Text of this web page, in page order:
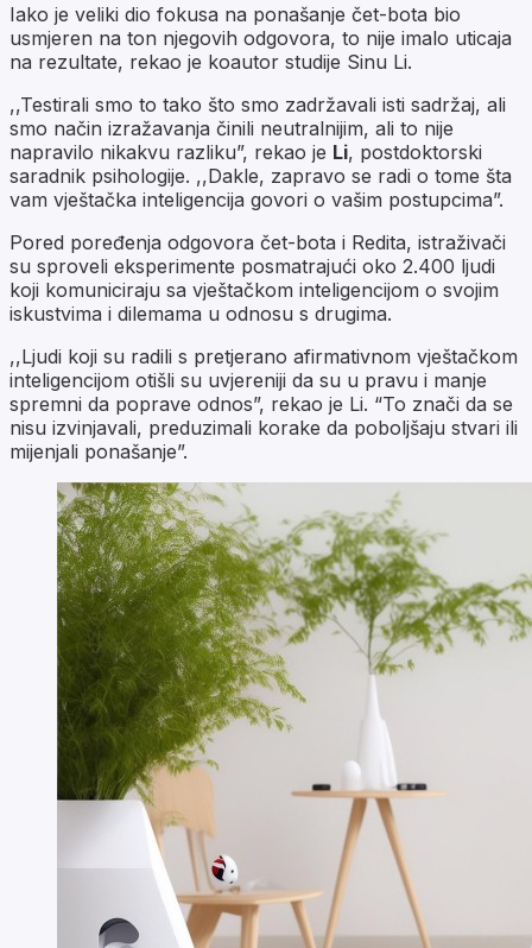
Iako je veliki dio fokusa na ponašanje čet-bota bio
usmjeren na ton njegovih odgovora, to nije imalo uticaja
na rezultate, rekao je koautor studije Sinu Li.
,,Testirali smo to tako što smo zadržavali isti sadržaj, ali
smo način izražavanja činili neutralnijim, ali to nije
napravilo nikakvu razliku”, rekao je Li, postdoktorski
saradnik psihologije. ,,Dakle, zapravo se radi o tome šta
vam vještačka inteligencija govori o vašim postupcima”.
Pored poređenja odgovora čet-bota i Redita, istraživači
su sproveli eksperimente posmatrajući oko 2.400 ljudi
koji komuniciraju sa vještačkom inteligencijom o svojim
iskustvima i dilemama u odnosu s drugima.
,,Ljudi koji su radili s pretjerano afirmativnom vještačkom
inteligencijom otišli su uvjereniji da su u pravu i manje
spremni da poprave odnos”, rekao je Li. “To znači da se
nisu izvinjavali, preduzimali korake da poboljšaju stvari ili
mijenjali ponašanje”.